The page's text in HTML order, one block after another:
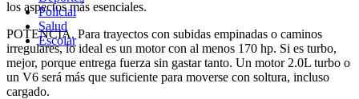
Policial
Salud
Escolar
los aspectos más esenciales.
POTENCIA. Para trayectos con subidas empinadas o caminos
irregulares, lo ideal es un motor con al menos 170 hp. Si es turbo,
mejor, porque entrega fuerza sin gastar tanto. Un motor 2.0L turbo o
un V6 será más que suficiente para moverse con soltura, incluso
cargado.